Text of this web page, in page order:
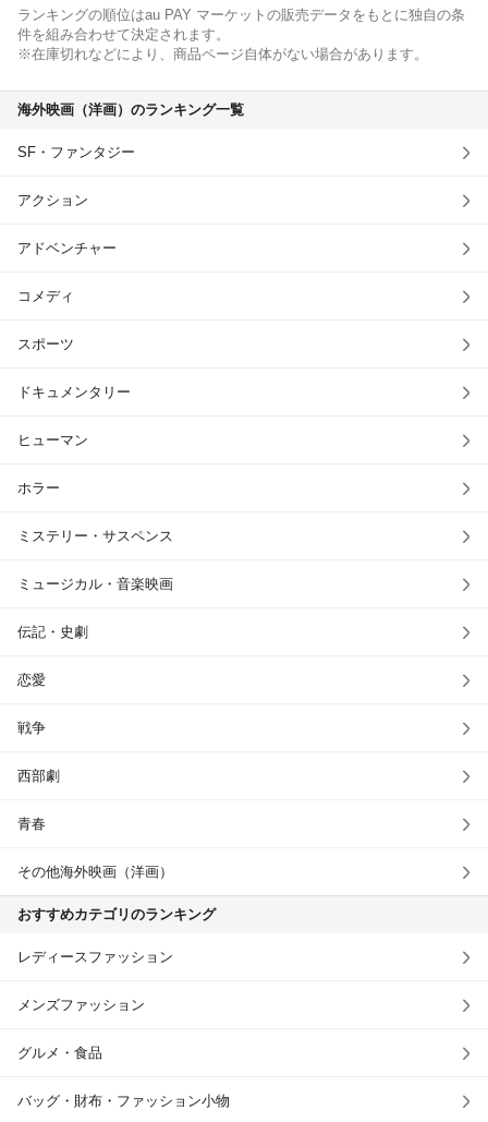
ランキングの順位はau PAY マーケットの販売データをもとに独自の条
件を組み合わせて決定されます。
※在庫切れなどにより、商品ページ自体がない場合があります。
海外映画（洋画）のランキング一覧
SF・ファンタジー
アクション
アドベンチャー
コメディ
スポーツ
ドキュメンタリー
ヒューマン
ホラー
ミステリー・サスペンス
ミュージカル・音楽映画
伝記・史劇
恋愛
戦争
西部劇
青春
その他海外映画（洋画）
おすすめカテゴリのランキング
レディースファッション
メンズファッション
グルメ・食品
バッグ・財布・ファッション小物